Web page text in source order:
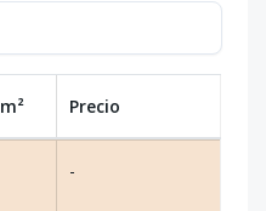
m² Precio
-